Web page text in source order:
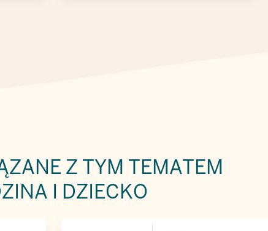
Z TYM TEMATEM
I DZIECKO